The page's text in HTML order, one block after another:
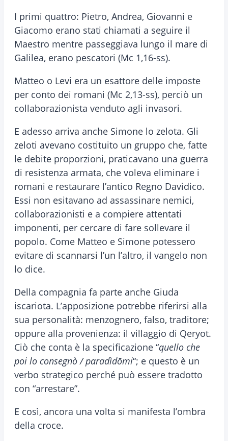
I primi quattro: Pietro, Andrea, Giovanni e
Giacomo erano stati chiamati a seguire il
Maestro mentre passeggiava lungo il mare di
Galilea, erano pescatori (Mc 1,16-ss).
Matteo o Levi era un esattore delle imposte
per conto dei romani (Mc 2,13-ss), perciò un
collaborazionista venduto agli invasori.
E adesso arriva anche Simone lo zelota. Gli
zeloti avevano costituito un gruppo che, fatte
le debite proporzioni, praticavano una guerra
di resistenza armata, che voleva eliminare i
romani e restaurare l’antico Regno Davidico.
Essi non esitavano ad assassinare nemici,
collaborazionisti e a compiere attentati
imponenti, per cercare di fare sollevare il
popolo. Come Matteo e Simone potessero
evitare di scannarsi l’un l’altro, il vangelo non
lo dice.
Della compagnia fa parte anche Giuda
iscariota. L’apposizione potrebbe riferirsi alla
sua personalità: menzognero, falso, traditore;
oppure alla provenienza: il villaggio di Qeryot.
Ciò che conta è la specificazione “quello che
poi lo consegnò / paradìdōmi“; e questo è un
verbo strategico perché può essere tradotto
con “arrestare”.
E così, ancora una volta si manifesta l’ombra
della croce.